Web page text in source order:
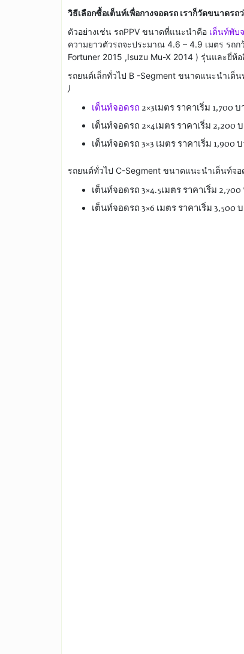
วิธีเลือกซื้อเต็นท์เพื่อกางจอดรถ เราก็วัดขนาดร
ตัวอย่างเช่น รถPPV ขนาดที่แนะนำคือ เต็นท์พับ
ความยาวตัวรถจะประมาณ 4.6 – 4.9 เมตร รถ
Fortuner 2015 ,Isuzu Mu-X 2014 ) รุ่นและยี่ห้
รถยนต์เล็กทั่วไป B -Segment ขนาดแนะนำเต็
)
เต็นท์จอดรถ 2×3เมตร ราคาเริ่ม 1,700 บ
เต็นท์จอดรถ 2×4เมตร ราคาเริ่ม 2,200
เต็นท์จอดรถ 3×3 เมตร ราคาเริ่ม 1,900
รถยนต์ทั่วไป C-Segment ขนาดแนะนำเต็นท์จ
เต็นท์จอดรถ 3×4.5เมตร ราคาเริ่ม 2,700
เต็นท์จอดรถ 3×6 เมตร ราคาเริ่ม 3,500